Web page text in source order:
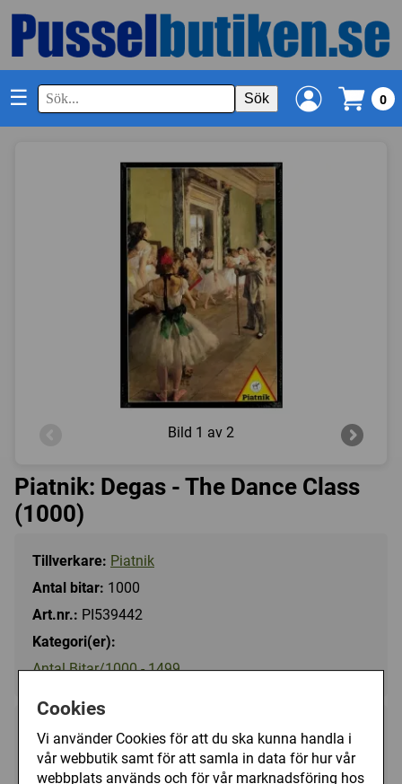
Cookies
Vi använder Cookies för att du ska kunna handla i
vår webbutik samt för att samla in data för hur vår
webbplats används och för vår marknadsföring hos
☰ Sök 0
Bild 1 av 2
Piatnik: Degas - The Dance Class
(1000)
Tillverkare: Piatnik
Antal bitar: 1000
Art.nr.: PI539442
Kategori(er):
Antal Bitar/1000 - 1499
149 kr Utgått